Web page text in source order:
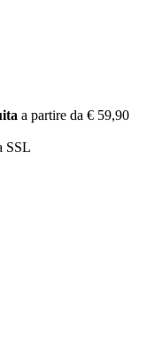
a partire da € 59,90
SSL